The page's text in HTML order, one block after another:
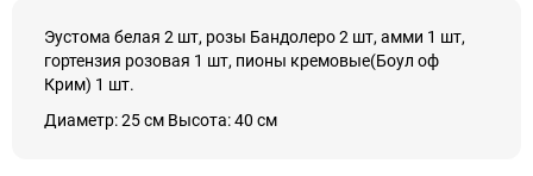
Эустома белая 2 шт, розы Бандолеро 2 шт, амми 1 шт,
гортензия розовая 1 шт, пионы кремовые(Боул оф
Крим) 1 шт.
Диаметр: 25 см Высота: 40 см